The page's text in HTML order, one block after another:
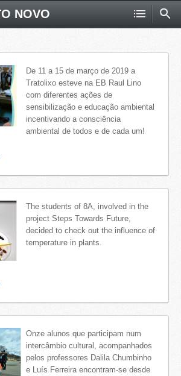
NOVO
De 11 a 15 de março de 2019 a
Tratolixo esteve na EB Raul Lino
com diferentes ações de
sensibilização e educação ambiental
incentivando a consciência
ambiental de todos e de cada um!
The students of 8A, involved in the
project Steps Towards Future,
decided to check out the influence of
temperature in plants.
Onze alunos que participam num
intercâmbio cultural, acompanhados
pelos professores Dalila Chumbinho
e Luís Ferreira encontram-se desde